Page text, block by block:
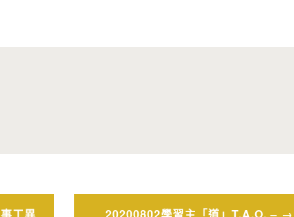
工異
20200802學習主「道」T.A.O. –